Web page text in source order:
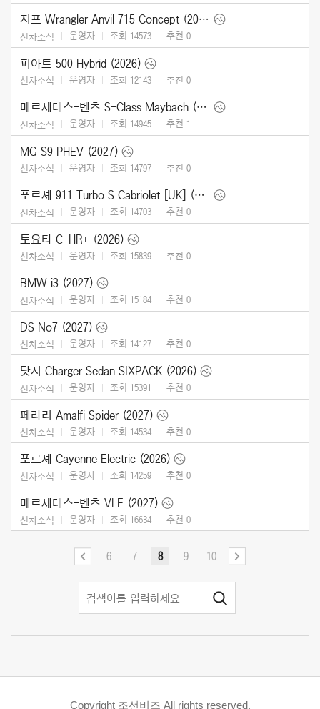
지프 Wrangler Anvil 715 Concept (2026)
신차소식 운영자 조회 14573 추천 0
피아트 500 Hybrid (2026)
신차소식 운영자 조회 12143 추천 0
메르세데스-벤츠 S-Class Maybach (2027)
신차소식 운영자 조회 14945 추천 1
MG S9 PHEV (2027)
신차소식 운영자 조회 14797 추천 0
포르셰 911 Turbo S Cabriolet [UK] (2026)
신차소식 운영자 조회 14703 추천 0
토요타 C-HR+ (2026)
신차소식 운영자 조회 15839 추천 0
BMW i3 (2027)
신차소식 운영자 조회 15184 추천 0
DS No7 (2027)
신차소식 운영자 조회 14127 추천 0
닷지 Charger Sedan SIXPACK (2026)
신차소식 운영자 조회 15391 추천 0
페라리 Amalfi Spider (2027)
신차소식 운영자 조회 14534 추천 0
포르셰 Cayenne Electric (2026)
신차소식 운영자 조회 14259 추천 0
메르세데스-벤츠 VLE (2027)
신차소식 운영자 조회 16634 추천 0
6 7 8 9 10
Copyright 조선비즈 All rights reserved.